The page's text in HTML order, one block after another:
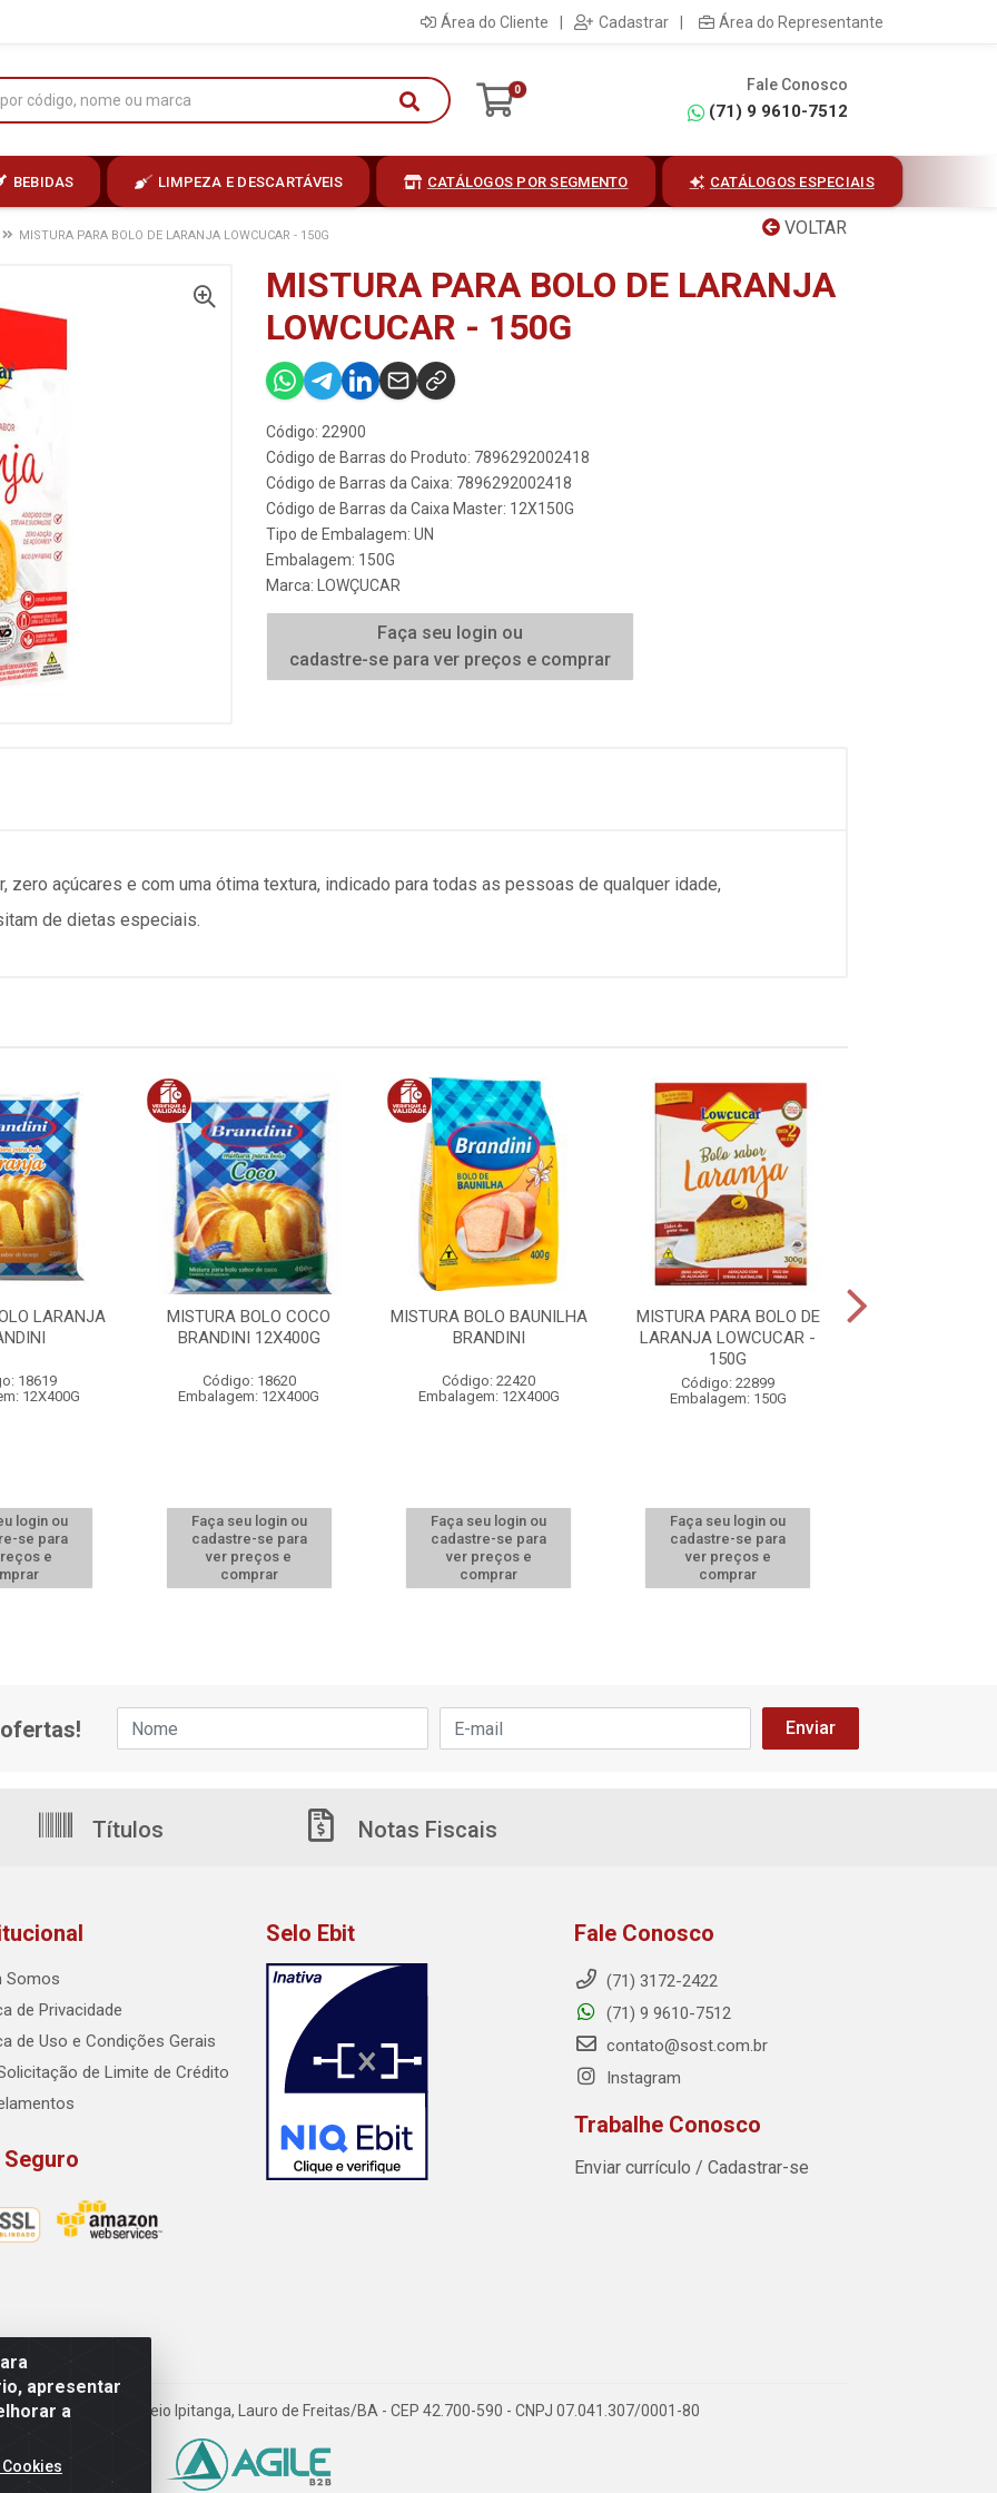
Área do Cliente | Cadastrar | Área do Representante
0 Fale Conosco
(71) 9 9610-7512
BEBIDAS LIMPEZA E DESCARTÁVEIS CATÁLOGOS POR SEGMENTO CATÁLOGOS ESPECIAIS
VOLTAR
MISTURA PARA BOLO DE LARANJA LOWCUCAR - 150G
MISTURA PARA BOLO DE LARANJA
LOWCUCAR - 150G
Código: 22900
Código de Barras do Produto: 7896292002418
Código de Barras da Caixa: 7896292002418
Código de Barras da Caixa Master: 12X150G
Tipo de Embalagem: UN
Embalagem: 150G
Marca:
LOWÇUCAR
Faça seu login ou
cadastre-se para ver preços e comprar
zero açúcares e com uma ótima textura, indicado para todas as pessoas de qualquer idade,
de dietas especiais.
LARANJA
18619
12X400G
login ou
se para
e
MISTURA BOLO COCO
BRANDINI 12X400G
Código: 18620
Embalagem: 12X400G
Faça seu login ou
cadastre-se para
ver preços e
comprar
MISTURA BOLO BAUNILHA
BRANDINI
Código: 22420
Embalagem: 12X400G
Faça seu login ou
cadastre-se para
ver preços e
comprar
MISTURA PARA BOLO DE
LARANJA LOWCUCAR -
150G
Código: 22899
Embalagem: 150G
Faça seu login ou
cadastre-se para
ver preços e
comprar
apresentar
a
Títulos Notas Fiscais
Somos
de Privacidade
de Uso e Condições Gerais
de Limite de Crédito
Selo Ebit Fale Conosco
(71) 3172-2422
(71) 9 9610-7512
contato@sost.com.br
Instagram
Trabalhe Conosco
Enviar currículo / Cadastrar-se
Rissut, 254 - Recreio Ipitanga, Lauro de Freitas/BA - CEP 42.700-590 - CNPJ 07.041.307/0001-80